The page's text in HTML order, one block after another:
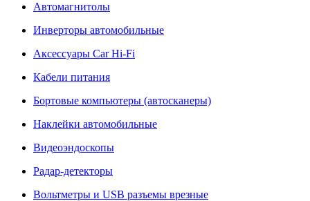
Автомагнитолы
Инверторы автомобильные
Аксессуары Car Hi-Fi
Кабели питания
Бортовые компьютеры (автосканеры)
Наклейки автомобильные
Видеоэндоскопы
Радар-детекторы
Вольтметры и USB разъемы врезные